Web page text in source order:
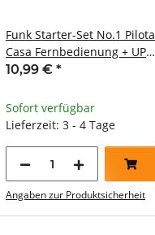
Funk Starter-Set No.1 Pilota
Casa Fernbedienung + UP
Empfänger 433,92Mhz
10,99 € *
Sofort verfügbar
Lieferzeit: 3 - 4 Tage
Angaben zur Produktsicherheit